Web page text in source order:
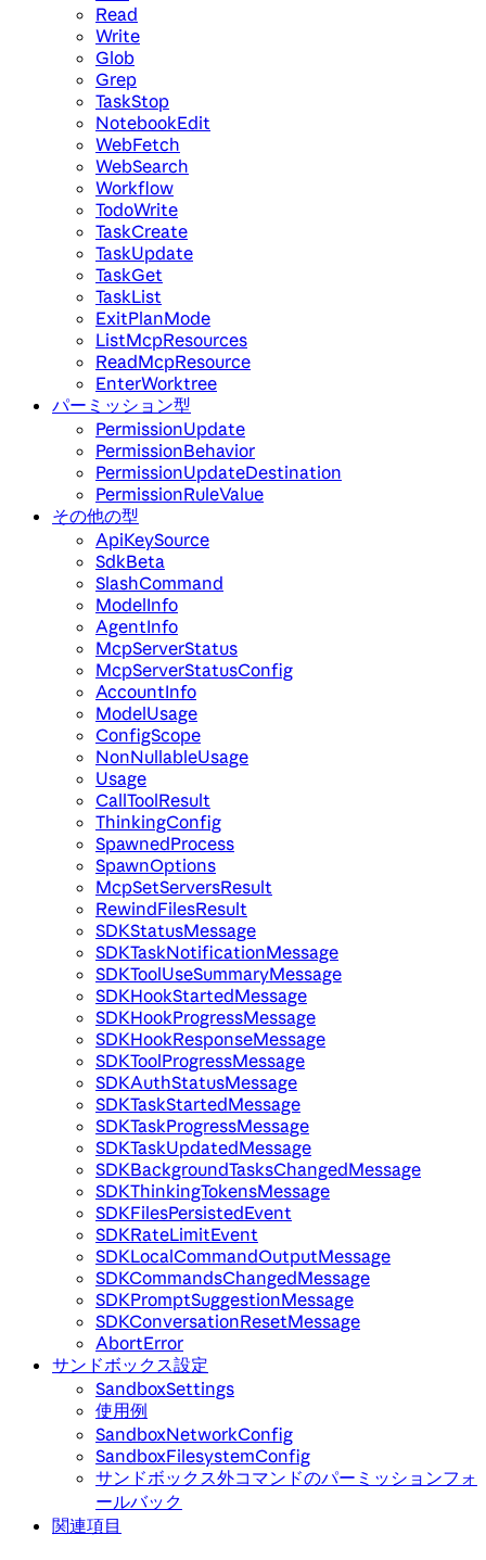
Read
Write
Glob
Grep
TaskStop
NotebookEdit
WebFetch
WebSearch
Workflow
TodoWrite
TaskCreate
TaskUpdate
TaskGet
TaskList
ExitPlanMode
ListMcpResources
ReadMcpResource
EnterWorktree
パーミッション型
PermissionUpdate
PermissionBehavior
PermissionUpdateDestination
PermissionRuleValue
その他の型
ApiKeySource
SdkBeta
SlashCommand
ModelInfo
AgentInfo
McpServerStatus
McpServerStatusConfig
AccountInfo
ModelUsage
ConfigScope
NonNullableUsage
Usage
CallToolResult
ThinkingConfig
SpawnedProcess
SpawnOptions
McpSetServersResult
RewindFilesResult
SDKStatusMessage
SDKTaskNotificationMessage
SDKToolUseSummaryMessage
SDKHookStartedMessage
SDKHookProgressMessage
SDKHookResponseMessage
SDKToolProgressMessage
SDKAuthStatusMessage
SDKTaskStartedMessage
SDKTaskProgressMessage
SDKTaskUpdatedMessage
SDKBackgroundTasksChangedMessage
SDKThinkingTokensMessage
SDKFilesPersistedEvent
SDKRateLimitEvent
SDKLocalCommandOutputMessage
SDKCommandsChangedMessage
SDKPromptSuggestionMessage
SDKConversationResetMessage
AbortError
サンドボックス設定
SandboxSettings
使用例
SandboxNetworkConfig
SandboxFilesystemConfig
サンドボックス外コマンドのパーミッションフォ
ールバック
関連項目